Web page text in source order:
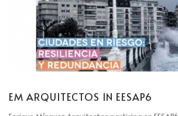
EM ARQUITECTOS IN EESAP6